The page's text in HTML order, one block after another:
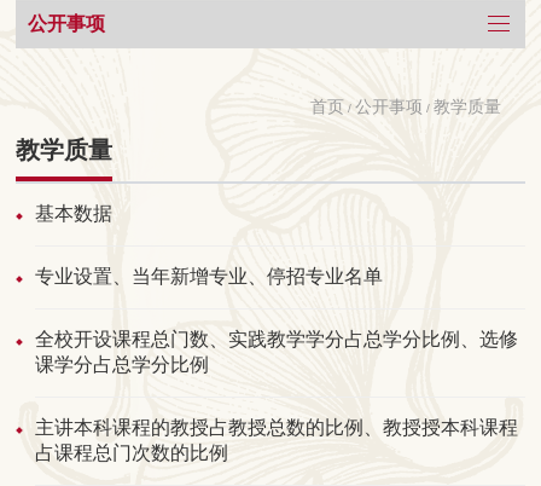
公开事项
首页 / 公开事项 / 教学质量
教学质量
基本数据
专业设置、当年新增专业、停招专业名单
全校开设课程总门数、实践教学学分占总学分比例、选修
课学分占总学分比例
主讲本科课程的教授占教授总数的比例、教授授本科课程
占课程总门次数的比例